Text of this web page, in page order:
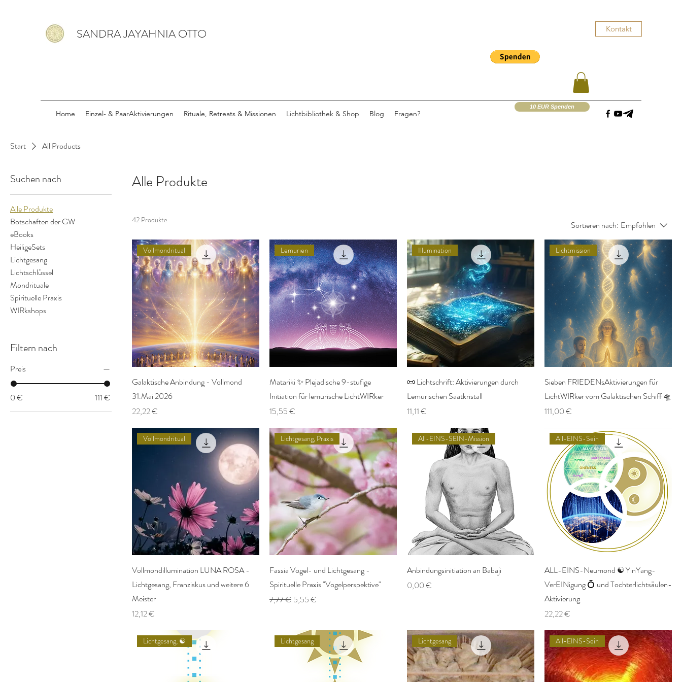
SANDRA JAYAHNIA OTTO Kontakt
Home Einzel- & PaarAktivierungen Rituale, Retreats & Missionen Lichtbibliothek & Shop Blog Fragen?
Start All Products
Suchen nach
Alle Produkte
Botschaften der GW
eBooks
HeiligeSets
Lichtgesang
Lichtschlüssel
Mondrituale
Spirituelle Praxis
WIRkshops
Filtern nach
Preis
0 € 111 €
Alle Produkte
42 Produkte Sortieren nach: Empfohlen
Vollmondritual
Galaktische Anbindung - Vollmond
31.Mai 2026
Preis
22,22 €
Lemurien
Matariki ✨ Plejadische 9-stufige
Initiation für lemurische LichtWIRker
Preis
15,55 €
Illumination
📜 Lichtschrift: Aktivierungen durch
Lemurischen Saatkristall
Preis
11,11 €
Lichtmission
Sieben FRIEDENsAktivierungen für
LichtWIRker vom Galaktischen Schiff 🛸
Preis
111,00 €
Vollmondritual
Vollmondillumination LUNA ROSA -
Lichtgesang, Franziskus und weitere 6
Meister
Preis
12,12 €
Lichtgesang, Praxis
Fassia Vogel- und Lichtgesang -
Spirituelle Praxis "Vogelperspektive"
Standardpreis
7,77 € Sale-Preis
5,55 €
All-EINS-SEIN-Mission
Anbindungsinitiation an Babaji
Preis
0,00 €
All-EINS-Sein
ALL-EINS-Neumond ☯️ YinYang-
VerEINigung 💍 und Tochterlichtsäulen-
Aktivierung
Preis
22,22 €
Lichtgesang, ☯️ Lichtgesang Lichtgesang All-EINS-Sein
10 EUR Spenden